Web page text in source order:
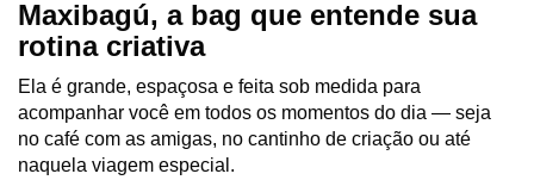
Maxibagú, a bag que entende sua
rotina criativa
Ela é grande, espaçosa e feita sob medida para
acompanhar você em todos os momentos do dia — seja
no café com as amigas, no cantinho de criação ou até
naquela viagem especial.